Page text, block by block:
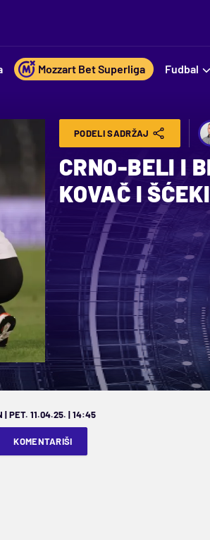
Mozzart Bet Superliga Fudbal
PODELI SADRŽAJ
CRNO-BELI I
KOVAČ I
| PET. 11.04.25. | 14:45
KOMENTARIŠI